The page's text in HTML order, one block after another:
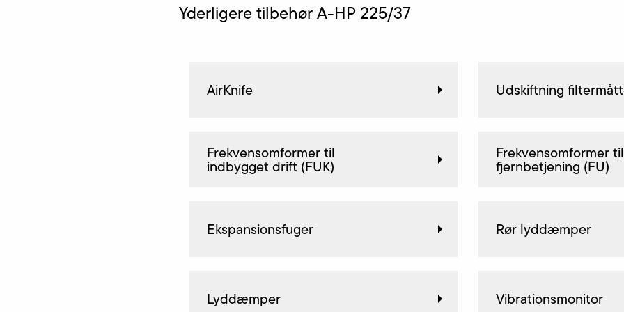
Yderligere tilbehør A-HP 225/37
AirKnife Udskiftning
Frekvensomformer til
indbygget drift (FUK)
Frekvensomformer til
fjernbetjening (FU)
Ekspansionsfuger Rør lyddæmper
Lyddæmper Vibrationsmonitor